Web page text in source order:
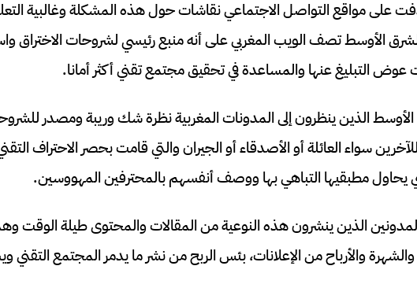
على مواقع التواصل الاجتماعي نقاشات حول هذه المشكلة وغالبية
الأوسط تصف الويب المغربي على أنه منبع رئيسي لشروحات الاختراق
عوض التبليغ عنها والمساعدة في تحقيق مجتمع تقني أكثر أمانا.
الأوسط الذين ينظرون إلى المدونات المغربية نظرة شك وريبة ومصدر
سواء العائلة أو الأصدقاء أو الجيران والتي قامت بحصر الاحتراف
يحاول مطبقيها التباهي بها ووصف أنفسهم بالمحترفين المهووسين.
الذين ينشرون هذه النوعية من المقالات والمحتوى طيلة الوقت
والأرباح من الإعلانات، بئس الربح من نشر ما يدمر المجتمع التقني